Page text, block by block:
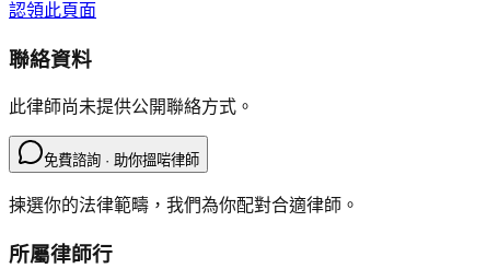
認領此頁面
聯絡資料
此律師尚未提供公開聯絡方式。
免費諮詢 · 助你搵啱律師
揀選你的法律範疇，我們為你配對合適律師。
所屬律師行